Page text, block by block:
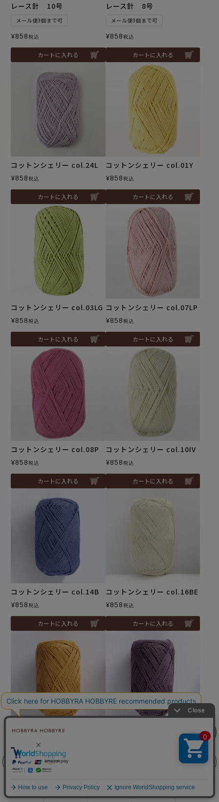
商品を探す 手芸を学ぶ ガイド 店舗情報 ログイン
前に戻る
フェア
レース針 10号
メール便3個まで可
¥858税込
カートに入れる
レース針 8号
メール便3個まで可
¥858税込
カートに入れる
コットンシェリー col.24L
¥858税込
カートに入れる
コットンシェリー col.01Y
¥858税込
カートに入れる
コットンシェリー col.03LG
¥858税込
カートに入れる
コットンシェリー col.07LP
¥858税込
カートに入れる
コットンシェリー col.08P
¥858税込
カートに入れる
コットンシェリー col.10IV
¥858税込
カートに入れる
コットンシェリー col.14B
¥858税込
カートに入れる
コットンシェリー col.16BE
¥858税込
カートに入れる
コットンシェリー col.17OR
¥ 税込
カートに入れる
コットンシェリー col.19W